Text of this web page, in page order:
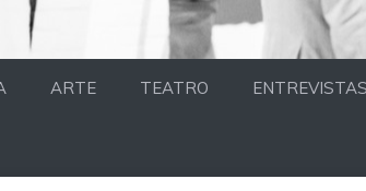
ARTE TEATRO ENTREVISTAS